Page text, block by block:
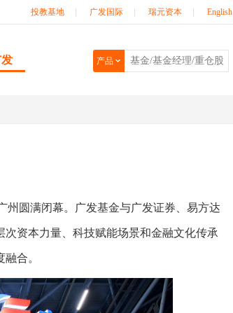
投教基地 广发国际 瑞元资本 English
产品
圆满闭幕。广发基金与广发证券、易方达
资本力量、科技赋能场景和金融文化传承
合。